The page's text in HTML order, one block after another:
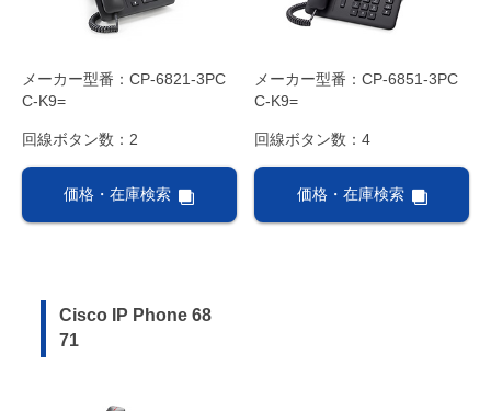
メーカー型番：CP-6821-3PC
C-K9=
回線ボタン数：2
価格・在庫検索
メーカー型番：CP-6851-3PC
C-K9=
回線ボタン数：4
価格・在庫検索
Cisco IP Phone 68
71